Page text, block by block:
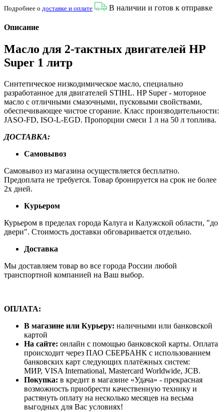
Подробнее о доставке и оплате В наличии и готов к отправке
Описание
Масло для 2-тактных двигателей HP
Super 1 литр
Синтетическое низкодимическое масло, специально
разработанное для двигателей STIHL. HP Super - моторное
масло с отличными смазочными, пусковыми свойствами,
обеспечивающее чистое сгорание. Класс производительности:
JASO-FD, ISO-L-EGD. Пропорции смеси 1 л на 50 л топлива.
ДОСТАВКА:
Самовывоз
Самовывоз из магазина осуществляется бесплатно.
Предоплата не требуется. Товар бронируется на срок не более
2х дней.
Курьером
Курьером в пределах города Калуга и Калужской области, "до
двери". Стоимость доставки обговаривается отдельно.
Доставка
Мы доставляем товар во все города России любой
транспортной компанией на Ваш выбор.
ОПЛАТА:
В магазине или Курьеру: наличными или банковской
картой
На сайте: онлайн с помощью банковской карты. Оплата
происходит через ПАО СБЕРБАНК с использованием
банковских карт следующих платёжных систем:
МИР, VISA International, Mastercard Worldwide, JCB.
Покупка: в кредит в магазине «Удача» - прекрасная
возможность приобрести качественную технику и
растянуть оплату на несколько месяцев на весьма
выгодных для Вас условиях!